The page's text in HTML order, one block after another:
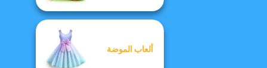
ألعاب الموضة